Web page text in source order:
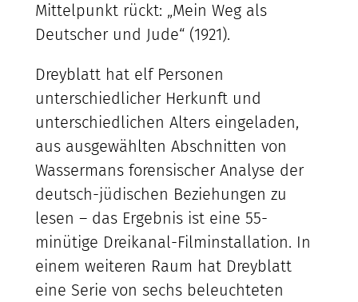
Mittelpunkt rückt: „Mein Weg als
Deutscher und Jude“ (1921).
Dreyblatt hat elf Personen
unterschiedlicher Herkunft und
unterschiedlichen Alters eingeladen,
aus ausgewählten Abschnitten von
Wassermans forensischer Analyse der
deutsch-jüdischen Beziehungen zu
lesen – das Ergebnis ist eine 55-
minütige Dreikanal-Filminstallation. In
einem weiteren Raum hat Dreyblatt
eine Serie von sechs beleuchteten